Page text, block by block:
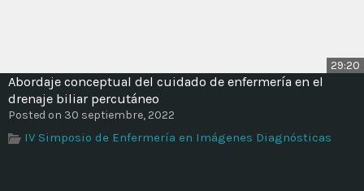
29:20
Abordaje conceptual del cuidado de enfermería en el
drenaje biliar percutáneo
Posted on 30 septiembre, 2022
IV Simposio de Enfermería en Imágenes Diagnósticas